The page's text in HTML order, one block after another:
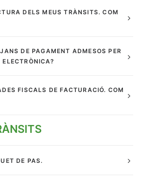
DELS MEUS TRÀNSITS. COM
DE PAGAMENT ADMESOS PER
FISCALS DE FACTURACIÓ. COM
DE PAS.